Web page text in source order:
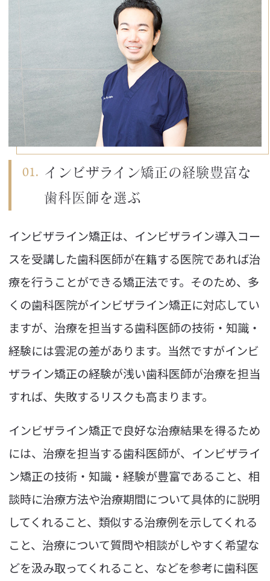
インビザライン矯正の経験豊富な
歯科医師を選ぶ
インビザライン矯正は、インビザライン導入コー
スを受講した歯科医師が在籍する医院であれば治
療を行うことができる矯正法です。そのため、多
くの歯科医院がインビザライン矯正に対応してい
ますが、治療を担当する歯科医師の技術・知識・
経験には雲泥の差があります。当然ですがインビ
ザライン矯正の経験が浅い歯科医師が治療を担当
すれば、失敗するリスクも高まります。
インビザライン矯正で良好な治療結果を得るため
には、治療を担当する歯科医師が、インビザライ
ン矯正の技術・知識・経験が豊富であること、相
談時に治療方法や治療期間について具体的に説明
してくれること、類似する治療例を示してくれる
こと、治療について質問や相談がしやすく希望な
どを汲み取ってくれること、などを参考に歯科医